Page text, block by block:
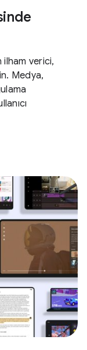
ilham verici,
Medya,